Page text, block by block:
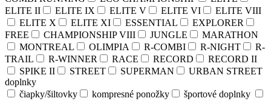
ELITE II
ELITE IX ELITE V ELITE VI
ELITE VIII
ELITE X
ELITE XI ESSENTIAL
EXPLORER
FREE
CHAMPIONSHIP VIII JUNGLE
MARATHON
MONTREAL
OLIMPIA R-COMBI R-NIGHT
R-
TRAIL
R-WINNER RACE RECORD
RECORD II
SPIKE II
STREET SUPERMAN
URBAN STREET
doplnky
čiapky/šiltovky
kompresné ponožky
športové doplnky